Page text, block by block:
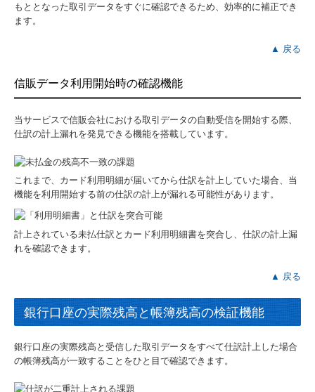
もととなった取引データをすぐに確認できるため、効率的に補正でき
ます。
▲ 戻る
信販データ利用開始時の確認機能
当サービスで信販会社における取引データの自動受信を開始する際、
仕訳の計上漏れを発見できる機能を搭載しています。
これまで、カード利用明細が届いてから仕訳を計上していた場合、当
機能を利用開始する前の仕訳の計上が漏れる可能性があります。
計上されている未払仕訳とカード利用明細書を突合し、仕訳の計上漏
れを確認できます。
▲ 戻る
銀行口座の実際残高と帳簿残高の検証機能
銀行口座の実際残高と受信した取引データをすべて仕訳計上した場合
の帳簿残高が一致することをひと目で確認できます。